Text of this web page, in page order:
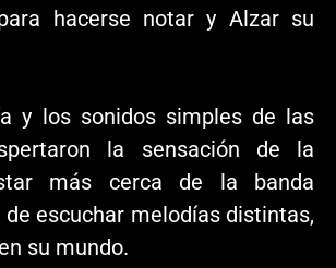
hacerse notar y Alzar su
y los sonidos simples de las
la sensación de la
más cerca de la banda
escuchar melodías distintas,
su mundo.